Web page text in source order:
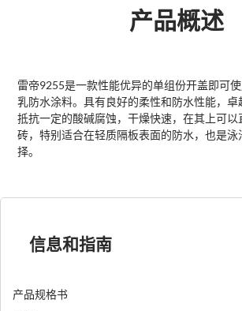
产品概述
雷帝9255是一款性能优异的单组份开盖即可
乳防水涂料。具有良好的柔性和防水性能，
抵抗一定的酸碱腐蚀，干燥快速，在其上可
砖，特别适合在轻质隔板表面的防水，也是泳
择。
信息和指南
产品规格书